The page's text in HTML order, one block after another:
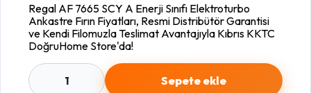
Regal AF 7665 SCY A Enerji Sınıfı Elektroturbo
Ankastre Fırın Fiyatları, Resmi Distribütör Garantisi
ve Kendi Filomuzla Teslimat Avantajıyla Kıbrıs KKTC
DoğruHome Store'da!
1 Sepete ekle